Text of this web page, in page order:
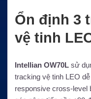
Ổn định 3
vệ tinh
Intellian OW70L sử
tracking vệ tinh LEO
responsive cross-level